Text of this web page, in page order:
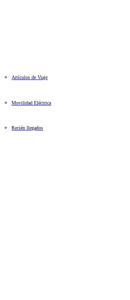
Artículos de Viaje
Movilidad Eléctrica
Recién llegados